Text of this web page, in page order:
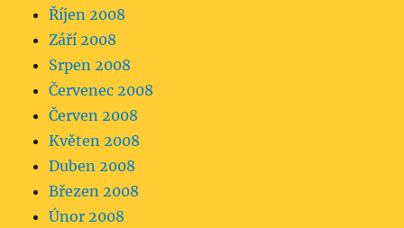
Říjen 2008
Září 2008
Srpen 2008
Červenec 2008
Červen 2008
Květen 2008
Duben 2008
Březen 2008
Únor 2008